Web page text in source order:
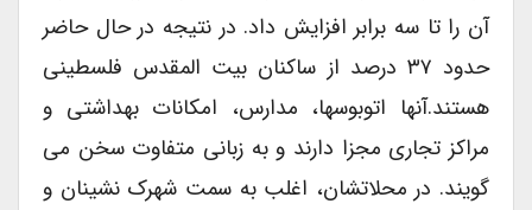
آن را تا سه برابر افزایش داد. در نتیجه در حال حاضر
حدود ۳۷ درصد از ساکنان بیت المقدس فلسطینی
هستند.آنها اتوبوسها، مدارس، امکانات بهداشتی و
مراکز تجاری مجزا دارند و به زبانی متفاوت سخن می
گویند. در محلاتشان، اغلب به سمت شهرک نشینان و